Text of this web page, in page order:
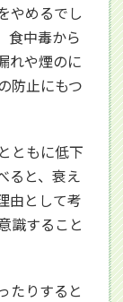
やめるでし
食中毒から
れや煙のに
防止にもつ
ともに低下
ると、衰え
由として考
識すること
たりすると